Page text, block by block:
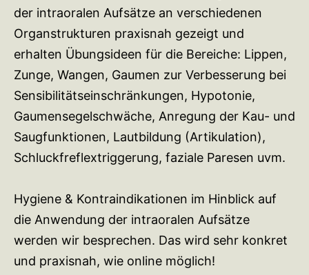
der intraoralen Aufsätze an verschiedenen
Organstrukturen praxisnah gezeigt und
erhalten Übungsideen für die Bereiche: Lippen,
Zunge, Wangen, Gaumen zur Verbesserung bei
Sensibilitätseinschränkungen, Hypotonie,
Gaumensegelschwäche, Anregung der Kau- und
Saugfunktionen, Lautbildung (Artikulation),
Schluckfreflextriggerung, faziale Paresen uvm.
Hygiene & Kontraindikationen im Hinblick auf
die Anwendung der intraoralen Aufsätze
werden wir besprechen. Das wird sehr konkret
und praxisnah, wie online möglich!